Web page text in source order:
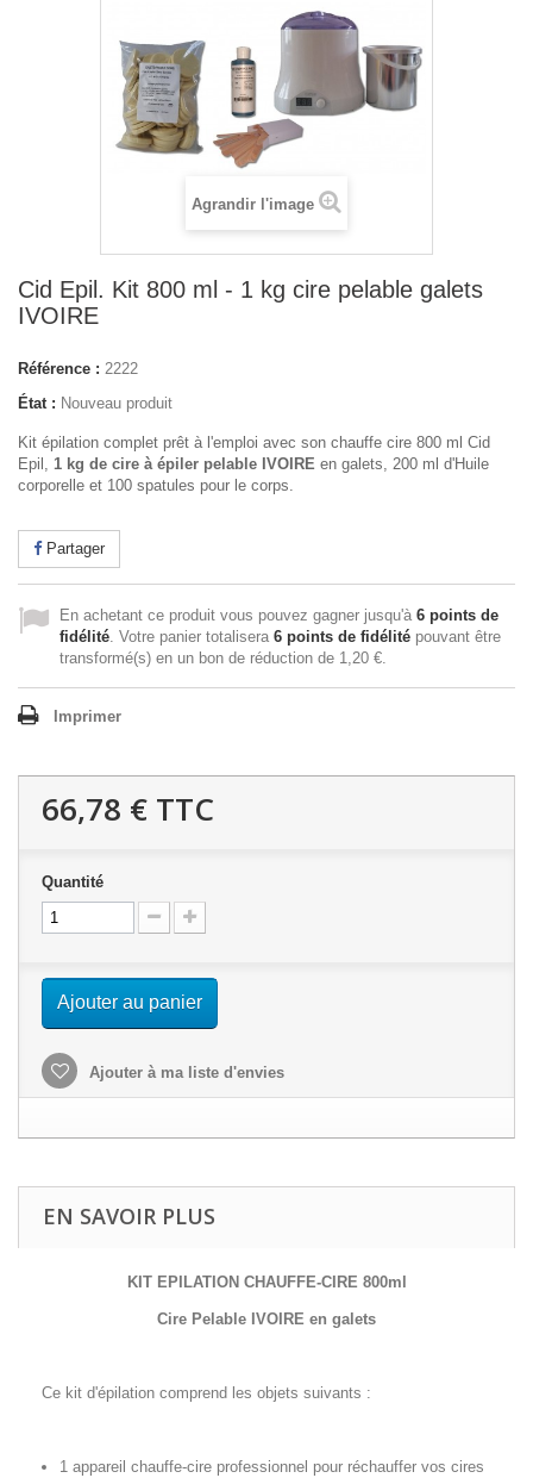
Agrandir l'image
Cid Epil. Kit 800 ml - 1 kg cire pelable galets
IVOIRE
Référence : 2222
État : Nouveau produit
Kit épilation complet prêt à l'emploi avec son chauffe cire 800 ml Cid
Epil, 1 kg de cire à épiler pelable IVOIRE en galets, 200 ml d'Huile
corporelle et 100 spatules pour le corps.
Partager
En achetant ce produit vous pouvez gagner jusqu'à 6 points de
fidélité. Votre panier totalisera 6 points de fidélité pouvant être
transformé(s) en un bon de réduction de 1,20 €.
Imprimer
66,78 € TTC
Quantité
Ajouter au panier
Ajouter à ma liste d'envies
EN SAVOIR PLUS
KIT EPILATION CHAUFFE-CIRE 800ml
Cire Pelable IVOIRE en galets
Ce kit d'épilation comprend les objets suivants :
1 appareil chauffe-cire professionnel pour réchauffer vos cires